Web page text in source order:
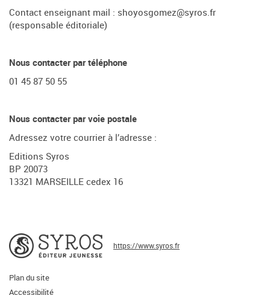
Contact enseignant mail : shoyosgomez@syros.fr
(responsable éditoriale)
Nous contacter par téléphone
01 45 87 50 55
Nous contacter par voie postale
Adressez votre courrier à l’adresse :
Editions Syros
BP 20073
13321 MARSEILLE cedex 16
https://www.syros.fr
Plan du site
Accessibilité